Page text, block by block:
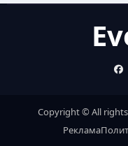
Copyright © All
Реклама